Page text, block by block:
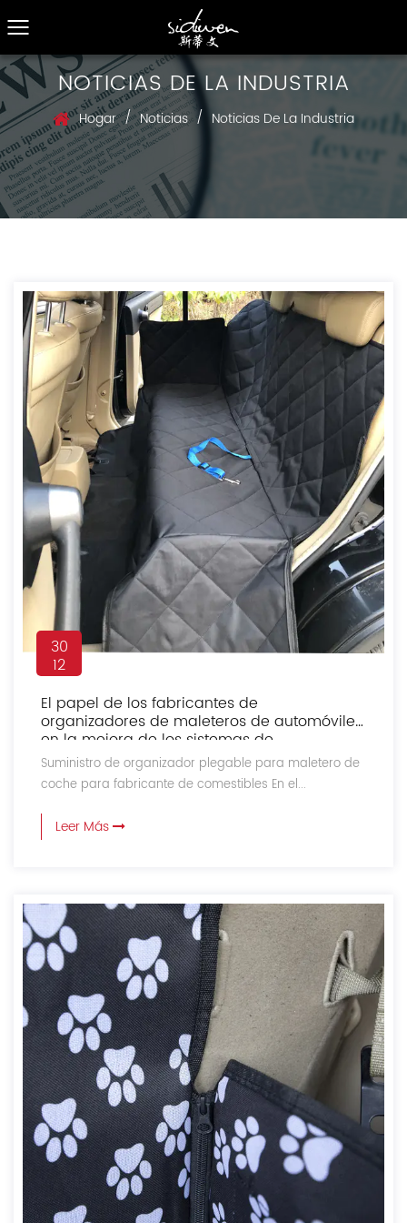
NOTICIAS DE LA INDUSTRIA
Hogar / Noticias / Noticias De La Industria
30
12
El papel de los fabricantes de
organizadores de maleteros de automóviles
en la mejora de los sistemas de
organización de automóviles
Suministro de organizador plegable para maletero de
coche para fabricante de comestibles En el...
Leer Más